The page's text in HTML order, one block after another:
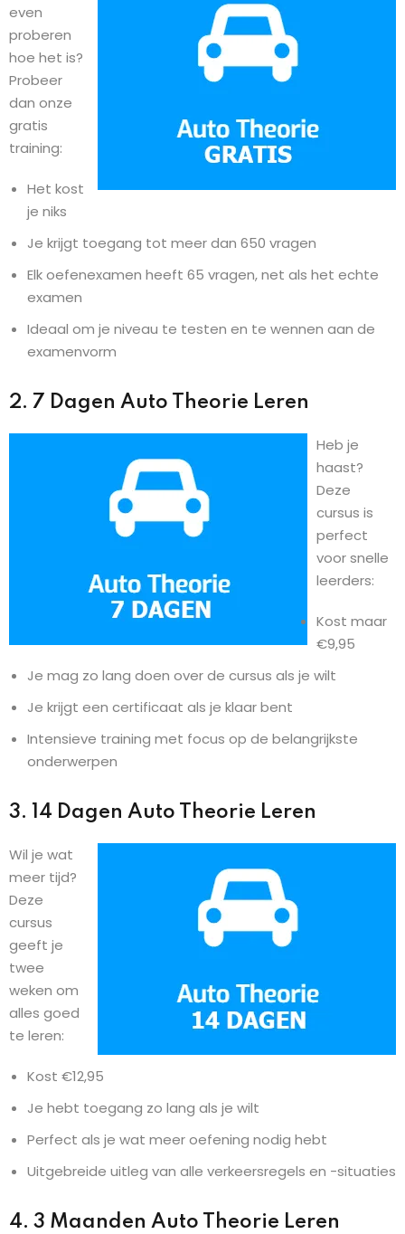
even
proberen
hoe het is?
Probeer
dan onze
gratis
training:
Het kost
je niks
Je krijgt toegang tot meer dan 650 vragen
Elk oefenexamen heeft 65 vragen, net als het echte
examen
Ideaal om je niveau te testen en te wennen aan de
examenvorm
2. 7 Dagen Auto Theorie Leren
Heb je
haast?
Deze
cursus is
perfect
voor snelle
leerders:
Kost maar
€9,95
Je mag zo lang doen over de cursus als je wilt
Je krijgt een certificaat als je klaar bent
Intensieve training met focus op de belangrijkste
onderwerpen
3. 14 Dagen Auto Theorie Leren
Wil je wat
meer tijd?
Deze
cursus
geeft je
twee
weken om
alles goed
te leren:
Kost €12,95
Je hebt toegang zo lang als je wilt
Perfect als je wat meer oefening nodig hebt
Uitgebreide uitleg van alle verkeersregels en -situaties
4. 3 Maanden Auto Theorie Leren